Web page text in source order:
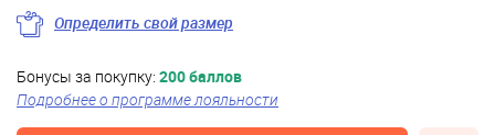
Определить свой размер
Бонусы за покупку: 200 баллов
Подробнее о программе лояльности